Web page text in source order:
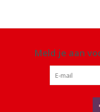
Meld je aan